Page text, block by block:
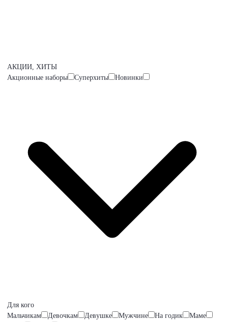
АКЦИИ, ХИТЫ
Акционные наборы
Суперхиты Новинки
Для кого
Мальчикам
Девочкам Девушке Мужчине На годик
Маме